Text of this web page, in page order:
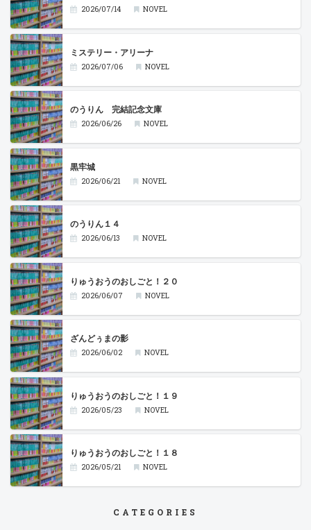
2026/07/14 NOVEL
ミステリー・アリーナ
2026/07/06 NOVEL
のうりん 完結記念文庫
2026/06/26 NOVEL
黒牢城
2026/06/21 NOVEL
のうりん１４
2026/06/13 NOVEL
りゅうおうのおしごと！２０
2026/06/07 NOVEL
ざんどぅまの影
2026/06/02 NOVEL
りゅうおうのおしごと！１９
2026/05/23 NOVEL
りゅうおうのおしごと！１８
2026/05/21 NOVEL
CATEGORIES